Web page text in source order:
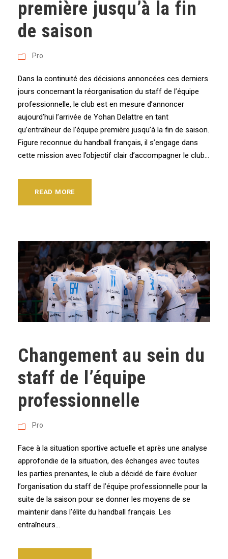
première jusqu’à la fin
de saison
Pro
Dans la continuité des décisions annoncées ces derniers
jours concernant la réorganisation du staff de l’équipe
professionnelle, le club est en mesure d’annoncer
aujourd’hui l’arrivée de Yohan Delattre en tant
qu’entraîneur de l’équipe première jusqu’à la fin de saison.
Figure reconnue du handball français, il s’engage dans
cette mission avec l’objectif clair d’accompagner le club...
READ MORE
Changement au sein du
staff de l’équipe
professionnelle
Pro
Face à la situation sportive actuelle et après une analyse
approfondie de la situation, des échanges avec toutes
les parties prenantes, le club a décidé de faire évoluer
l’organisation du staff de l’équipe professionnelle pour la
suite de la saison pour se donner les moyens de se
maintenir dans l’élite du handball français. Les
entraîneurs...